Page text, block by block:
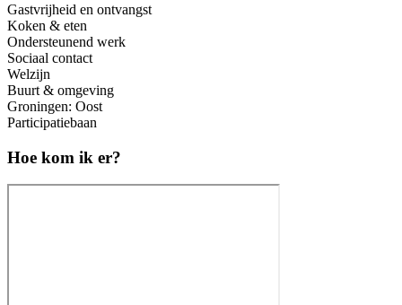
Gastvrijheid en ontvangst
Koken & eten
Ondersteunend werk
Sociaal contact
Welzijn
Buurt & omgeving
Groningen: Oost
Participatiebaan
Hoe kom ik er?